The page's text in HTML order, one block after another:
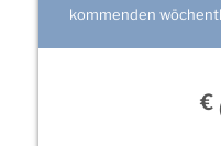
kommenden
€